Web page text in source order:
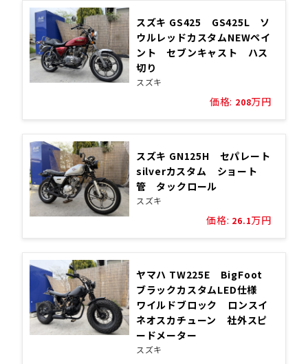
スズキ GS425 GS425L ソ
ウルレッドカスタムNEWペイ
ント セブンキャスト ハス
切り
スズキ
価格: 208万円
スズキ GN125H セパレート
silverカスタム ショート
管 タックロール
スズキ
価格: 26.1万円
ヤマハ TW225E BigFoot
ブラックカスタムLED仕様
ワイルドブロック ロンスイ
ネオスカチューン 社外スピ
ードメーター
スズキ